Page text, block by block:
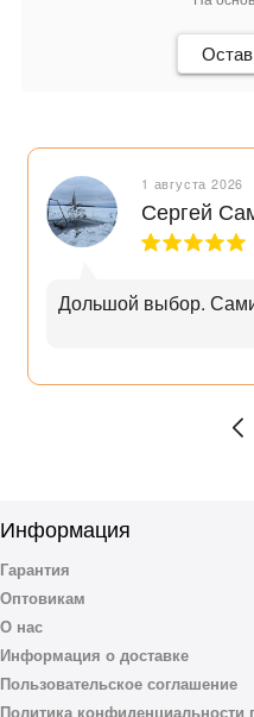
1 августа 2026
Сергей
Дольшой выбор.
Информация
Гарантия
Оптовикам
О нас
Информация о доставке
Пользовательское соглашение
Политика